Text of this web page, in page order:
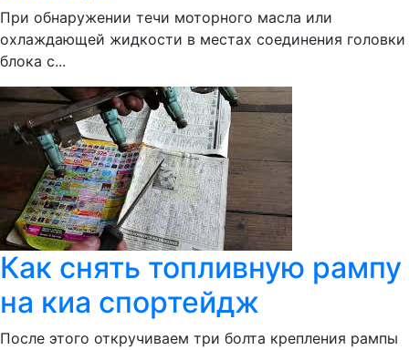
При обнаружении течи моторного масла или
охлаждающей жидкости в местах соединения головки
блока с...
Как снять топливную рампу
на киа спортейдж
После этого откручиваем три болта крепления рампы